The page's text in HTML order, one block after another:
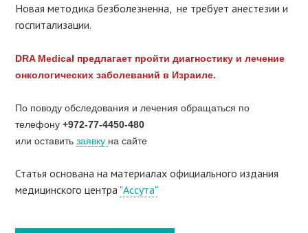
Новая методика безболезненна, не требует анестезии и
госпитализации.
DRA Medical предлагает пройти диагностику и лечение
онкологических заболеваний в Израиле.
По поводу обследования и лечения обращаться по
телефону+972-77-4450-480
или оставитьзаявку на сайте
Статья основана на материалах официального издания
медицинского центра "Ассута"